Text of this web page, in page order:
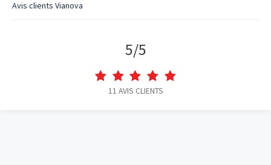
Avis clients Vianova
5/5
11 AVIS CLIENTS